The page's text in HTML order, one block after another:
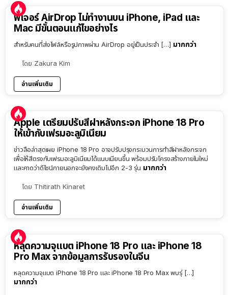
ฟีเจอร์ AirDrop ไม่ทำงานบน iPhone, iPad และ
Mac มีขั้นตอนแก้ไขอย่างไร
สำหรับคนที่ส่งไฟล์หรือรูปภาพผ่าน AirDrop อยู่เป็นประจำ […] มากกว่า
โดย Zakura Kim
อ่านเพิ่มเติม
Apple เตรียมปรับสีฝาหลังกระจก iPhone 18 Pro
ให้เข้ากับเฟรมอะลูมิเนียม
ข่าวลือล่าสุดเผย iPhone 18 Pro อาจปรับปรุงกระบวนการทำสีฝาหลังกระจก
เพื่อให้สีตรงกับเฟรมอะลูมิเนียมได้แนบเนียนขึ้น พร้อมปรับโครงสร้างภายในใหม่
และคาดว่าดีไซน์ภายนอกจะยังคงเดิมไปอีก 2-3 รุ่น มากกว่า
โดย Thitirath Kinaret
อ่านเพิ่มเติม
หลุดความจุแบต iPhone 18 Pro และ iPhone 18
Pro Max จากข้อมูลการรับรองในจีน
หลุดความจุแบต iPhone 18 Pro และ iPhone 18 Pro Max พบรุ่ […]
มากกว่า